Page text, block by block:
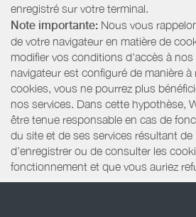
enregistré sur votre terminal.
Note importante: Nous vous
de votre navigateur en matière de
modifier vos conditions d'accès à nos
navigateur est configuré de manière
cookies, vous ne pourrez plus
nos services. Dans cette hypothèse,
être tenue responsable en cas de
du site et de ses services résultant de
d’enregistrer ou de consulter les
fonctionnement et que vous auriez